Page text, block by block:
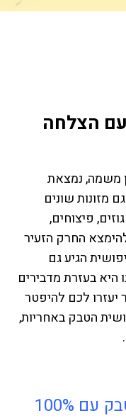
הצלחה
משמה, נמצאת
מזונות שונים
פיצוחים,
החרק הזעיר
הגיע גם
היא בעזרת מדבירים
לכם להיפטר
הטבק באחריות,
טיפול נגד חיפושיות הטבק עם 100%